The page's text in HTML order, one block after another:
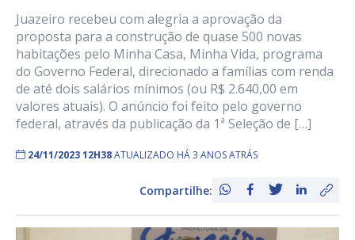
Juazeiro recebeu com alegria a aprovação da
proposta para a construção de quase 500 novas
habitações pelo Minha Casa, Minha Vida, programa
do Governo Federal, direcionado a famílias com renda
de até dois salários mínimos (ou R$ 2.640,00 em
valores atuais). O anúncio foi feito pelo governo
federal, através da publicação da 1ª Seleção de […]
24/11/2023 12H38ATUALIZADO HÁ 3 ANOS ATRÁS
Compartilhe: